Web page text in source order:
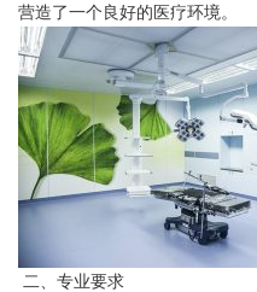
营造了一个良好的医疗环境。
二、专业要求